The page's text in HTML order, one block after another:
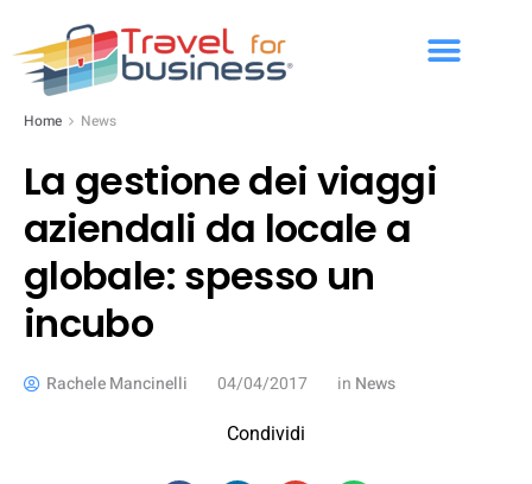
Home News
La gestione dei viaggi
aziendali da locale a
globale: spesso un
incubo
Rachele Mancinelli 04/04/2017 in News
Condividi